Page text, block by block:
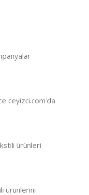
ceyizci.com'da
ürünleri
ürünlerini